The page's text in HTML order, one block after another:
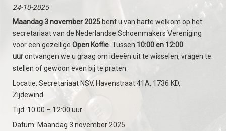
24-10-2025
Maandag 3 november2025bent u van harte welkom op het
secretariaat van de Nederlandse Schoenmakers Vereniging
voor een gezellige Open Koffie . Tussen 10:00 en 12:00
uurontvangen we u graag om ideeën uit te wisselen, vragen te
stellen of gewoon even bij te praten.
Locatie: Secretariaat NSV, Havenstraat 41A, 1736 KD,
Zijdewind.
Tijd: 10:00 – 12:00 uur
Datum: Maandag 3 november 2025